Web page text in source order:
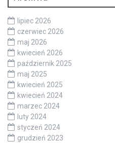
lipiec 2026
czerwiec 2026
maj 2026
kwiecień 2026
październik 2025
maj 2025
kwiecień 2025
kwiecień 2024
marzec 2024
luty 2024
styczeń 2024
grudzień 2023